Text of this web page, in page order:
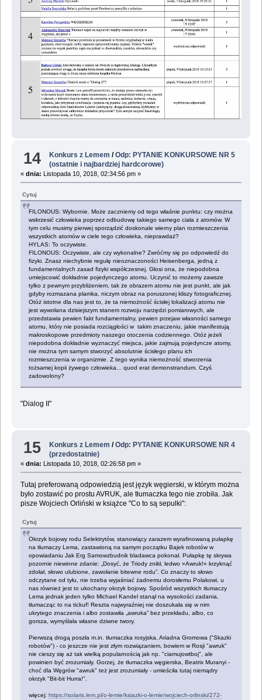
14 Konkurs z Lemem /Odp: PYTANIE KONKURSOWE NR 5
(ostatnie i najbardziej hardcorowe)
« dnia: Listopada 10, 2018, 02:34:56 pm »
Cytuj
FILONOUS: Wybornie. Może zaczniemy od tego właśnie punktu: czy można
wskrzesić człowieka poprzez odbudowę takiego samego ciała z atomów. W
tym celu musimy pierwej sporządzić doskonale wierny plan rozmieszczenia
wszystkich atomów w ciele tego człowieka, nieprawdaż?
HYLAS: To oczywiste.
FILONOUS: Oczywiste, ale czy wykonalne? Zwróćmy się po odpowiedź do
fizyki. Znasz niechybnie regułę nieoznaczoności Heisenberga, jedną z
fundamentalnych zasad fizyki współczesnej. Głosi ona, że niepodobna
umiejscowić dokładnie pojedynczego atomu. Uczynić to możemy zawsze
tylko z pewnym przybliżeniem, tak że obrazem atomu nie jest punkt, ale jak
gdyby rozmazana plamka, niczym obraz na poruszonej kliszy fotograficznej.
Otóż istotne dla nas jest to, że ta niemożność ścisłej lokalizacji atomu nie
jest wywołana dzisiejszym stanem rozwoju narzędzi pomiarowych, ale
przedstawia pewien fakt fundamentalny, pewien przejaw własności samego
atomu, który nie posiada rozciągłości w takim znaczeniu, jakie manifestują
makroskopowe przedmioty naszego otoczenia codziennego. Otóż jeżeli
niepodobna dokładnie wyznaczyć miejsca, jakie zajmują pojedyncze atomy,
nie można tym samym stworzyć absolutnie ścisłego planu ich
rozmieszczenia w organizmie. Z tego wynika niemożność stworzenia
tożsamej kopii żywego człowieka... quod erat demonstrandum. Czyś
zadowolony?
"Dialog II"
15 Konkurs z Lemem /Odp: PYTANIE KONKURSOWE NR 4
(przedostatnie)
« dnia: Listopada 10, 2018, 02:26:58 pm »
Tutaj preferowaną odpowiedzią jest język węgierski, w którym można
było zostawić po prostu AVRUK, ale tłumaczka tego nie zrobiła. Jak
pisze Wojciech Orliński w książce "Co to są sepulki":
Cytuj
Okrzyk bojowy rodu Selektrytów, stanowiący zarazem wyrafinowaną pułapkę
na tłumaczy Lema, zastawioną na samym początku Bajek robotów w
opowiadaniu Jak Erg Samowzbudnik bladawca pokonał. Pułapkę tę skrywa
pozornie niewinne zdanie: „Dosyć, że Triody znikł, ledwo »Awruk!« krzyknąć
zdołał, słowo ulubione, zawołanie bitewne rodu”. Co znaczy to słowo
odczytane od tyłu, nie trzeba wyjaśniać żadnemu dorosłemu Polakowi, u
nas również jest to ukochany okrzyk bojowy. Spośród wszystkich tłumaczy
Lema jednak jeden tylko Michael Kandel stanął na wysokości zadania,
tłumacząc to na tickuf! Reszta najwyraźniej nie doszukała się w nim
ukrytego znaczenia i albo zostawiła „awruka” bez przekładu, albo, co
gorsza, wymyślała własne dziwne twory.
Pierwszą drogą poszła m.in. tłumaczka rosyjska, Ariadna Gromowa ("Skazki
robotów") - co jeszcze nie jest złym rozwiązaniem, bowiem w Rosji "awruk"
nie cieszy się aż tak wielką popularnością jak np. "ciamujowtboj", ale
powinien być zrozumiały. Gorzej, że tłumaczka węgierska, Beatrix Muranyi -
choć dla Węgrów "awruk" też jest zrozumiały - umieściła tutaj niemądry
okrzyk "Bit-bit Hurra!".
więcej: https://solaris.lem.pl/o-lemie/ksiazki-o-lemie/wojciech-orlinski/272-